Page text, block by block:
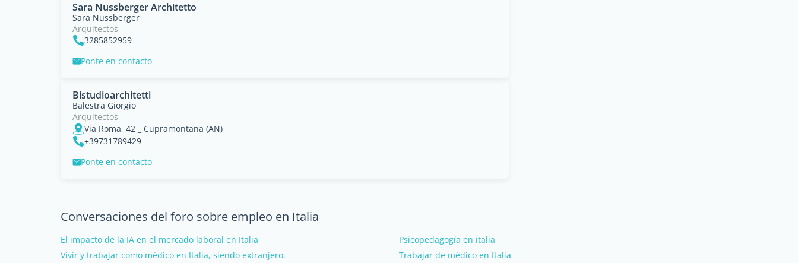
Sara Nussberger Architetto
Sara Nussberger
Arquitectos
3285852959
Ponte en contacto
Bistudioarchitetti
Balestra Giorgio
Arquitectos
Via Roma, 42 _ Cupramontana (AN)
+39731789429
Ponte en contacto
Conversaciones del foro sobre empleo en Italia
El impacto de la IA en el mercado laboral en Italia
Psicopedagogía en italia
Vivir y trabajar como médico en Italia, siendo extranjero.
Trabajar de médico en Italia